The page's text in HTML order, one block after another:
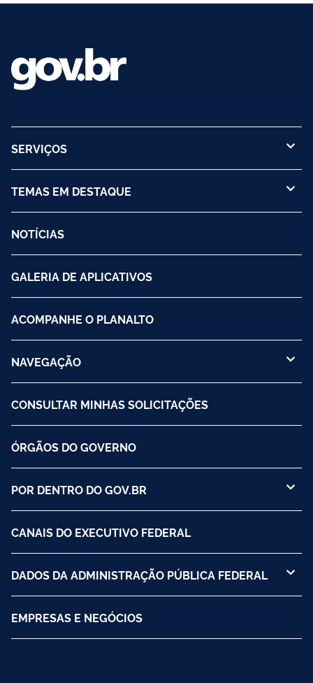
SERVIÇOS
TEMAS EM DESTAQUE
NOTÍCIAS
GALERIA DE APLICATIVOS
ACOMPANHE O PLANALTO
NAVEGAÇÃO
CONSULTAR MINHAS SOLICITAÇÕES
ÓRGÃOS DO GOVERNO
POR DENTRO DO GOV.BR
CANAIS DO EXECUTIVO FEDERAL
DADOS DA ADMINISTRAÇÃO PÚBLICA FEDERAL
EMPRESAS E NEGÓCIOS